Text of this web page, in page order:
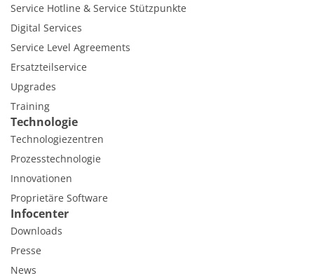
Service Hotline & Service Stützpunkte
Digital Services
Service Level Agreements
Ersatzteilservice
Upgrades
Training
Technologie
Technologiezentren
Prozesstechnologie
Innovationen
Proprietäre Software
Infocenter
Downloads
Presse
News